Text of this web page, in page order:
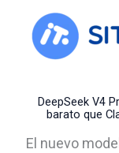
content
DeepSeek V4
barato que
El nuevo